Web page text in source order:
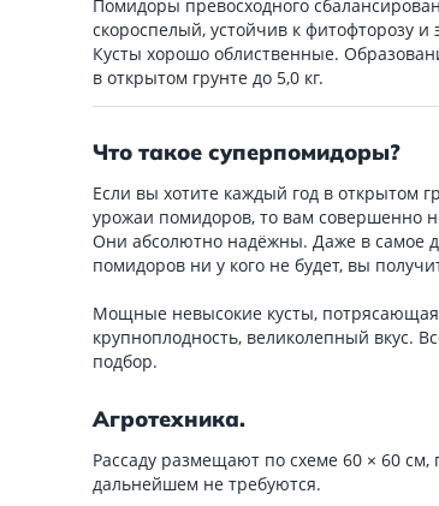
Помидоры превосходного
скороспелый, устойчив к фитофторозу
Кусты хорошо облиственные.
в открытом грунте до 5,0 кг.
Что такое суперпомидоры?
Если вы хотите каждый год в открытом
урожаи помидоров, то вам совершенно
Они абсолютно надёжны. Даже в самое
помидоров ни у кого не будет, вы
Мощные невысокие кусты,
крупноплодность, великолепный вкус.
подбор.
Агротехника.
Рассаду размещают по схеме 60 × 60
дальнейшем не требуются.